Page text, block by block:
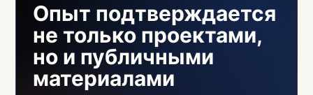
Опыт подтверждается
не только проектами,
но и публичными
материалами